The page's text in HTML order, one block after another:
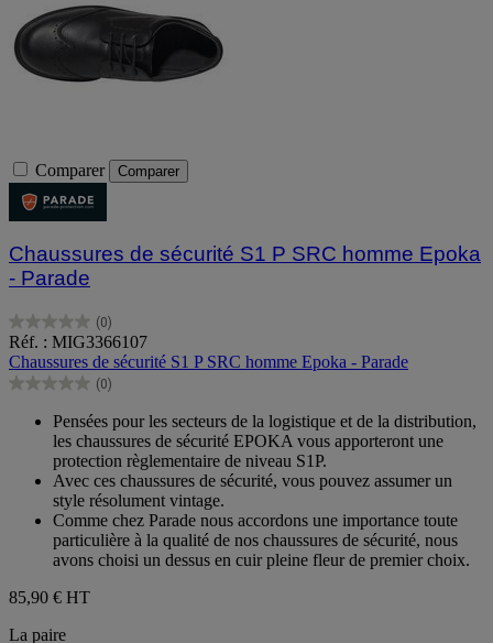
Comparer Comparer
Chaussures de sécurité S1 P SRC homme Epoka
- Parade
(0)
0.0
sur
5
étoiles.
Réf. : MIG3366107
Chaussures de sécurité S1 P SRC homme Epoka - Parade
(0)
0.0
étoiles.
Pensées pour les secteurs de la logistique et de la distribution,
les chaussures de sécurité EPOKA vous apporteront une
protection règlementaire de niveau S1P.
Avec ces chaussures de sécurité, vous pouvez assumer un
style résolument vintage.
Comme chez Parade nous accordons une importance toute
particulière à la qualité de nos chaussures de sécurité, nous
avons choisi un dessus en cuir pleine fleur de premier choix.
85,90 € HT
La paire